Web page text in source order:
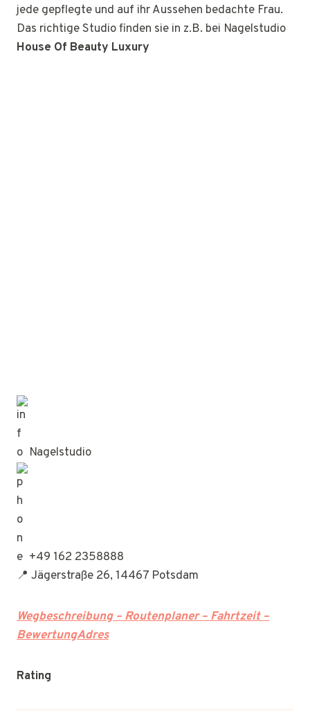
jede gepflegte und auf ihr Aussehen bedachte Frau.
Das richtige Studio finden sie in z.B. bei Nagelstudio
House Of Beauty Luxury
Nagelstudio
+49 162 2358888
📍 Jägerstraße 26, 14467 Potsdam
Wegbeschreibung – Routenplaner – Fahrtzeit –
BewertungAdres
Rating